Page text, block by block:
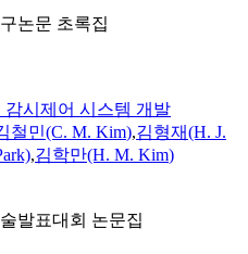
논문 초록집
감시제어 시스템 개발
철민(C. M. Kim),김형재(H. J.
,김학만(H. M. Kim)
발표대회 논문집